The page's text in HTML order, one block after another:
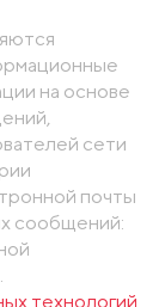
на основе
сети
почты
сообщений:
технологий